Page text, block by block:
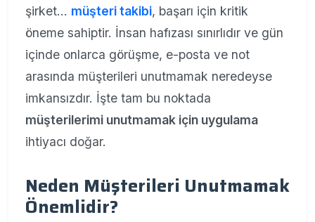
şirket… müşteri takibi, başarı için kritik
öneme sahiptir. İnsan hafızası sınırlıdır ve gün
içinde onlarca görüşme, e-posta ve not
arasında müşterileri unutmamak neredeyse
imkansızdır. İşte tam bu noktada
müşterilerimi unutmamak için uygulama
ihtiyacı doğar.
Neden Müşterileri Unutmamak
Önemlidir?